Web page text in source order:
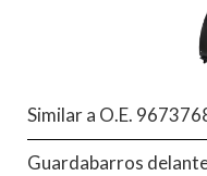
Similar a O.E.
Guardabarros